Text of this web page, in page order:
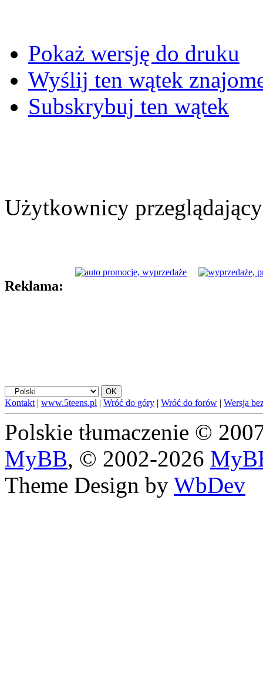
Pokaż wersję do druku
Wyślij ten wątek
Subskrybuj ten wątek
Użytkownicy
Reklama:
Kontakt | www.5teens.pl | Wróć do góry | Wróć do forów | Wersja
Polskie tłumaczenie ©
MyBB, © 2002-2026
Theme Design by WbDev